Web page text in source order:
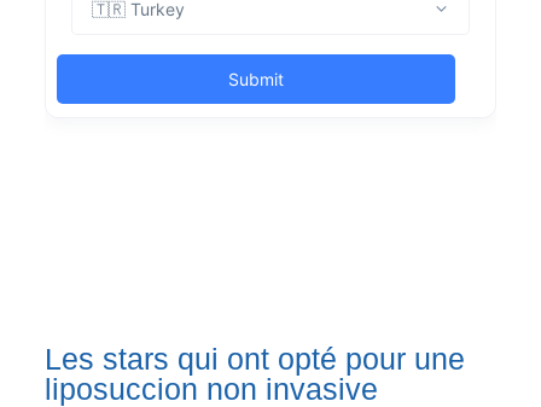
Les stars qui ont opté pour une
liposuccion non invasive